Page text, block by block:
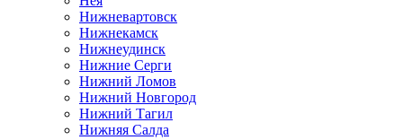
Нижневартовск
Нижнекамск
Нижнеудинск
Нижние Серги
Нижний Ломов
Нижний Новгород
Нижний Тагил
Нижняя Салда